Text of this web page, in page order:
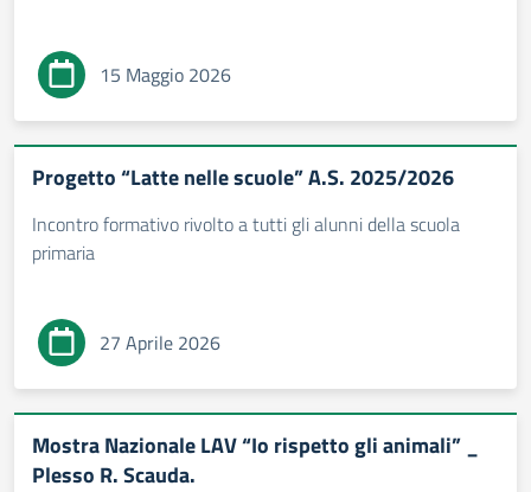
15 Maggio 2026
Progetto “Latte nelle scuole” A.S. 2025/2026
Incontro formativo rivolto a tutti gli alunni della scuola
primaria
27 Aprile 2026
Mostra Nazionale LAV “Io rispetto gli animali” _
Plesso R. Scauda.